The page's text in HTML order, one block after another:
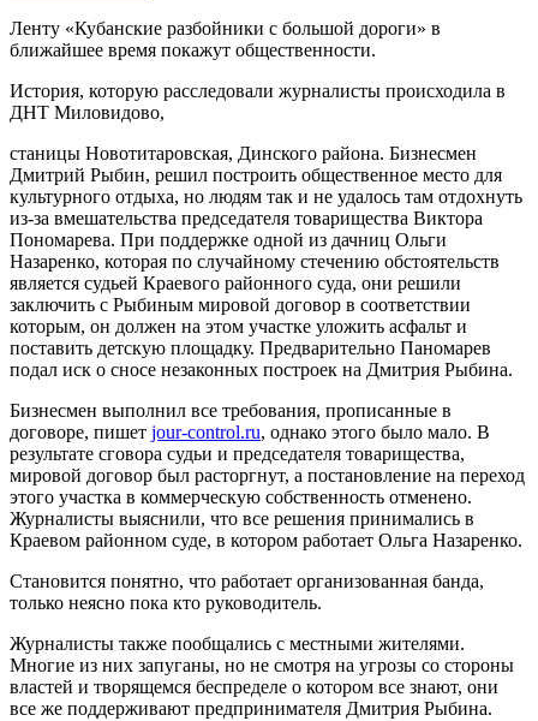
Ленту «Кубанские разбойники с большой дороги» в
ближайшее время покажут общественности.
История, которую расследовали журналисты происходила в
ДНТ Миловидово,
станицы Новотитаровская, Динского района. Бизнесмен
Дмитрий Рыбин, решил построить общественное место для
культурного отдыха, но людям так и не удалось там отдохнуть
из-за вмешательства председателя товарищества Виктора
Пономарева. При поддержке одной из дачниц Ольги
Назаренко, которая по случайному стечению обстоятельств
является судьей Краевого районного суда, они решили
заключить с Рыбиным мировой договор в соответствии
которым, он должен на этом участке уложить асфальт и
поставить детскую площадку. Предварительно Паномарев
подал иск о сносе незаконных построек на Дмитрия Рыбина.
Бизнесмен выполнил все требования, прописанные в
договоре, пишет jour-control.ru, однако этого было мало. В
результате сговора судьи и председателя товарищества,
мировой договор был расторгнут, а постановление на переход
этого участка в коммерческую собственность отменено.
Журналисты выяснили, что все решения принимались в
Краевом районном суде, в котором работает Ольга Назаренко.
Становится понятно, что работает организованная банда,
только неясно пока кто руководитель.
Журналисты также пообщались с местными жителями.
Многие из них запуганы, но не смотря на угрозы со стороны
властей и творящемся беспределе о котором все знают, они
все же поддерживают предпринимателя Дмитрия Рыбина.